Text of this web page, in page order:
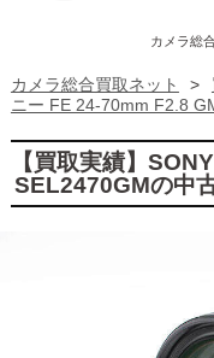
カメラ総
カメラ総合買取ネット >
ニー FE 24-70mm F2.8
【買取実績】
SEL2470GMの中